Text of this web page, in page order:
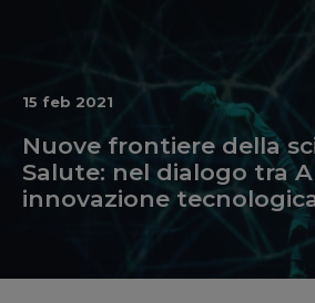
15 feb 2021
Nuove frontiere della
Salute: nel dialogo tra
innovazione